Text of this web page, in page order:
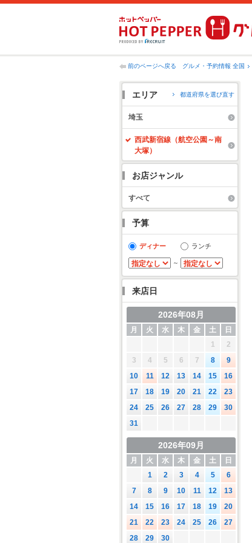
前のページへ戻る グルメ・予約情報 全国
エリア 都道府県を選び直す
埼玉
西武新宿線（航空公園～南
大塚）
お店ジャンル
すべて
予算
ディナー ランチ
～
来店日
2026年08月
月 火 水 木 金 土
日
1
2
3
4 5 6 7 8
9
10
11 12 13 14 15
16
17
18 19 20 21 22
23
24
25 26 27 28 29
30
31
2026年09月
月 火 水 木 金 土
日
1
2 3 4 5
6
7
8 9 10 11 12
13
14
15 16 17 18 19
20
21
22 23 24 25 26
27
28
29 30